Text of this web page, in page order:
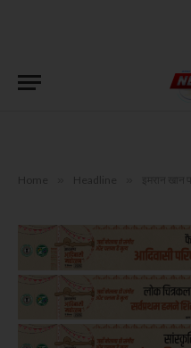
Home Headline